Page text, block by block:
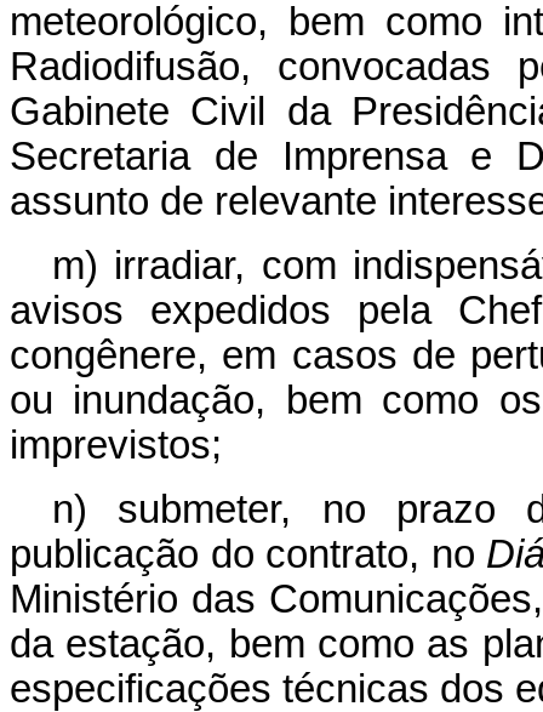
meteorológico, bem como
Radiodifusão, convocadas
Gabinete Civil da
Secretaria de Imprensa e
assunto de relevante
m) irradiar, com
avisos expedidos pela
congênere, em casos de
ou inundação, bem como
imprevistos;
n) submeter, no prazo
publicação do contrato, no
Ministério das
da estação, bem como as
especificações técnicas dos